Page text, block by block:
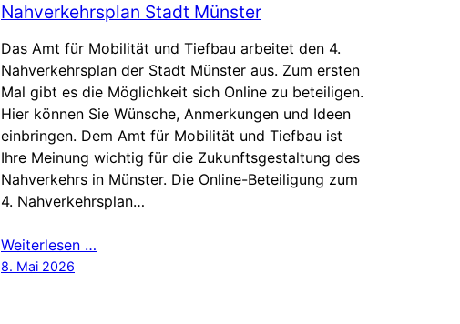
Nahverkehrsplan Stadt Münster
Das Amt für Mobilität und Tiefbau arbeitet den 4.
Nahverkehrsplan der Stadt Münster aus. Zum ersten
Mal gibt es die Möglichkeit sich Online zu beteiligen.
Hier können Sie Wünsche, Anmerkungen und Ideen
einbringen. Dem Amt für Mobilität und Tiefbau ist
Ihre Meinung wichtig für die Zukunftsgestaltung des
Nahverkehrs in Münster. Die Online-Beteiligung zum
4. Nahverkehrsplan…
Weiterlesen …
8. Mai 2026